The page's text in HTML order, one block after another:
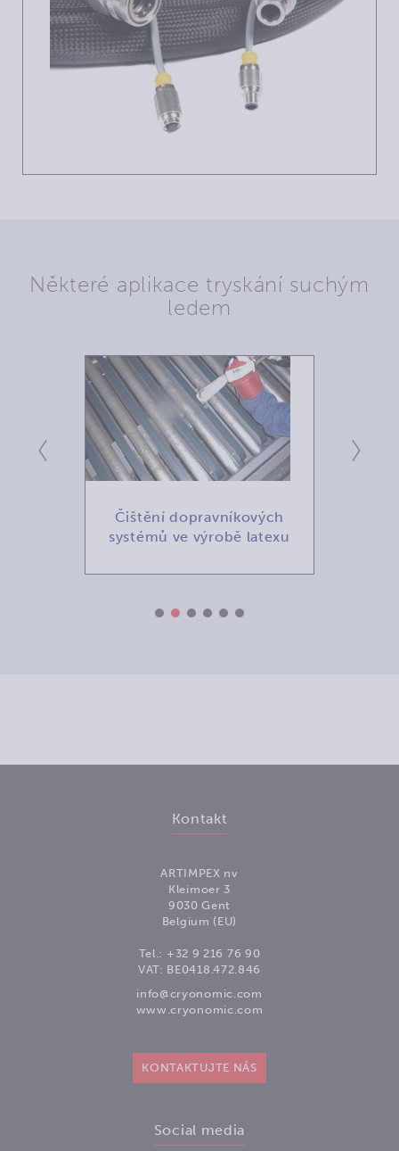
Některé aplikace tryskání suchým
ledem
Čištění dopravníkových
systémů ve výrobě latexu
Kontakt
ARTIMPEX nv
Kleimoer 3
9030 Gent
Belgium (EU)
Tel.: +32 9 216 76 90
VAT: BE0418.472.846
info@cryonomic.com
www.cryonomic.com
KONTAKTUJTE NÁS
Social media